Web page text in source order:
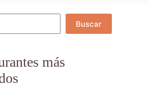
Buscar
más